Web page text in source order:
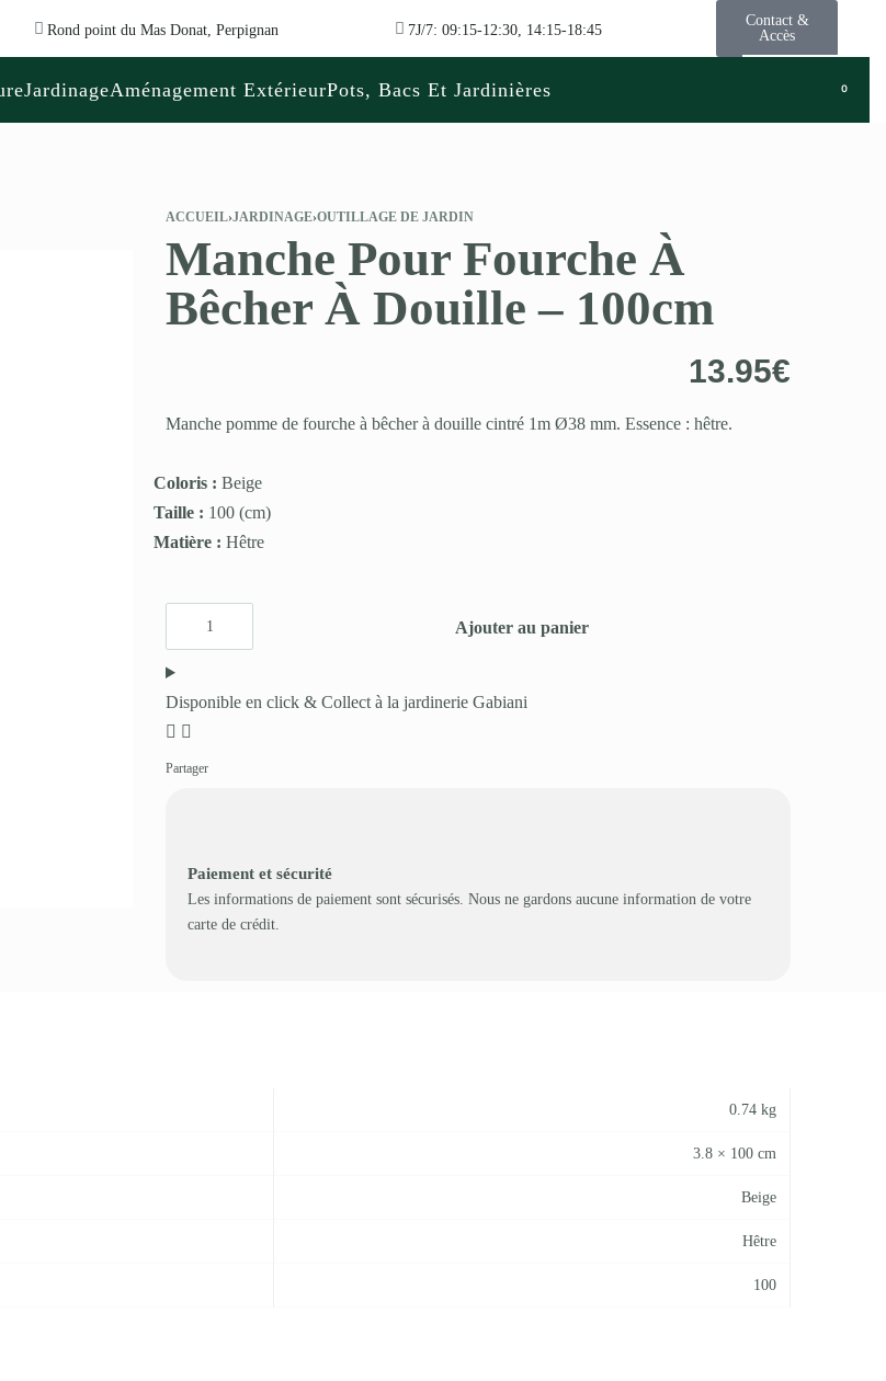
Rond point du Mas Donat, Perpignan 7J/7: 09:15-12:30, 14:15-18:45
Contact &
Accès
JardinageAménagement ExtérieurPots, Bacs Et Jardinières 0
ACCUEIL›JARDINAGE›OUTILLAGE DE JARDIN
Manche Pour Fourche À
Bêcher À Douille – 100cm
13.95€
Manche pomme de fourche à bêcher à douille cintré 1m Ø38 mm. Essence : hêtre.
Coloris : Beige
Taille : 100 (cm)
Matière : Hêtre
Ajouter au panier
Disponible en click & Collect à la jardinerie Gabiani
Partager
Paiement et sécurité
Les informations de paiement sont sécurisés. Nous ne gardons aucune information de votre
carte de crédit.
0.74 kg
3.8 × 100 cm
Beige
Hêtre
100